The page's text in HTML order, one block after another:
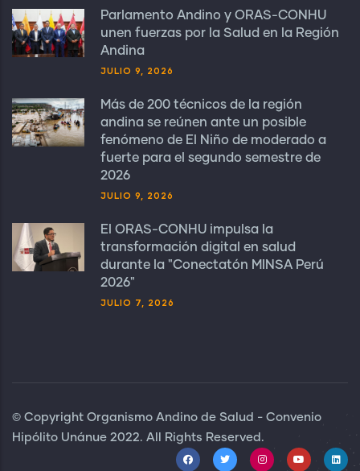
Parlamento Andino y ORAS-CONHU
unen fuerzas por la Salud en la Región
Andina
JULIO 9, 2026
Más de 200 técnicos de la región
andina se reúnen ante un posible
fenómeno de El Niño de moderado a
fuerte para el segundo semestre de
2026
JULIO 9, 2026
El ORAS-CONHU impulsa la
transformación digital en salud
durante la "Conectatón MINSA Perú
2026"
JULIO 7, 2026
© Copyright Organismo Andino de Salud - Convenio
Hipólito Unánue 2022. All Rights Reserved.